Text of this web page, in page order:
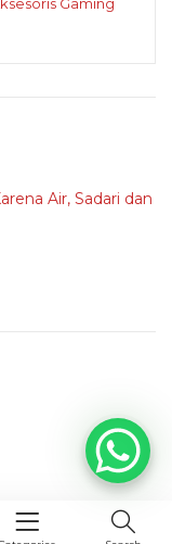
Air, Sadari dan